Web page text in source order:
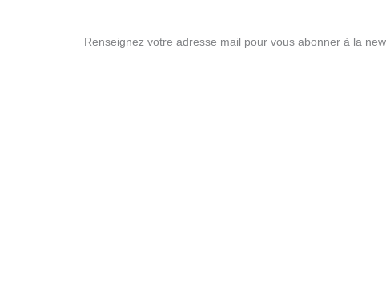
Renseignez votre adresse mail pour vous abonner à la